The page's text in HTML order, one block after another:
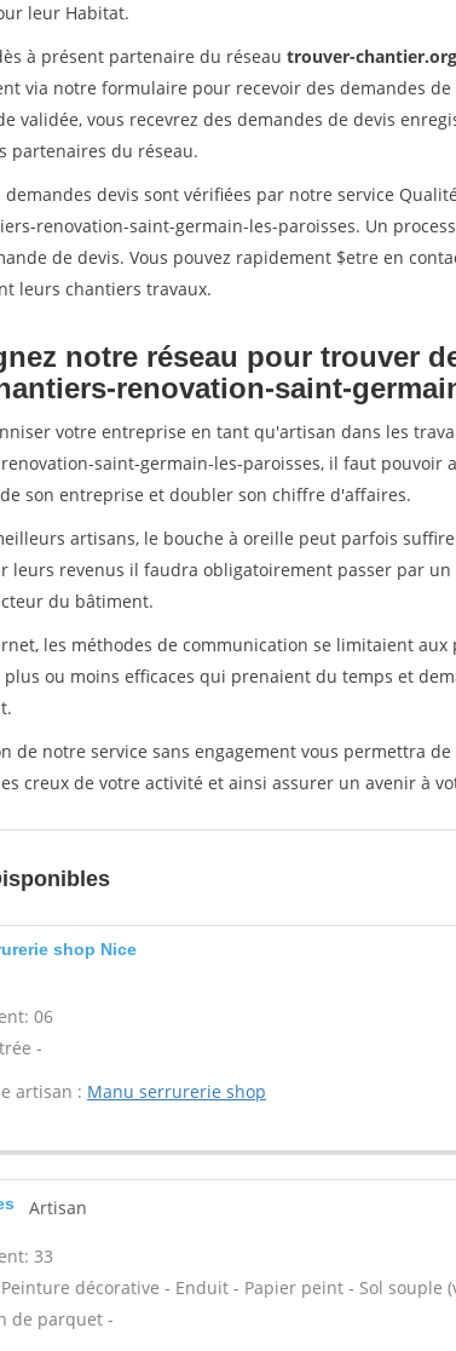
leur Habitat.
à présent partenaire du réseau trouver-chantier.org
via notre formulaire pour recevoir des demandes
validée, vous recevrez des demandes de devis
partenaires du réseau.
demandes devis sont vérifiées par notre service
renovation-saint-germain-les-paroisses. Un
de devis. Vous pouvez rapidement $etre en
leurs chantiers travaux.
notre réseau pour trouver
renovation-saint-
votre entreprise en tant qu'artisan dans les
saint-germain-les-paroisses, il faut
son entreprise et doubler son chiffre d'affaires.
artisans, le bouche à oreille peut parfois
leurs revenus il faudra obligatoirement passer par
du bâtiment.
les méthodes de communication se limitaient aux
plus ou moins efficaces qui prenaient du temps et
de notre service sans engagement vous permettra
creux de votre activité et ainsi assurer un avenir à
shop Nice
06
-
artisan : Manu serrurerie shop
Artisan
33
décorative - Enduit - Papier peint - Sol souple
de parquet -